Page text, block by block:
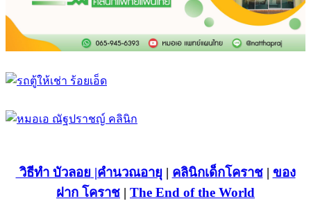
วิธีทำ บัวลอย |คำนวณอายุ | คลินิกเด็กโคราช| ของ
ฝาก โคราช | The End of the World